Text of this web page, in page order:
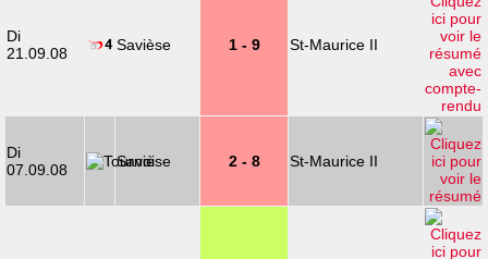
Di
21.09.08
Savièse 1 - 9 St-Maurice II
Di
07.09.08
Savièse 2 - 8 St-Maurice II